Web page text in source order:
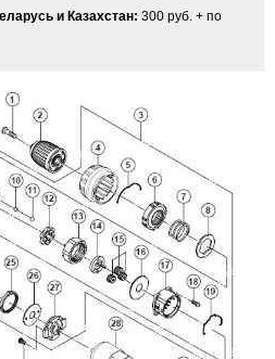
и Казахстан: 300 руб. + по